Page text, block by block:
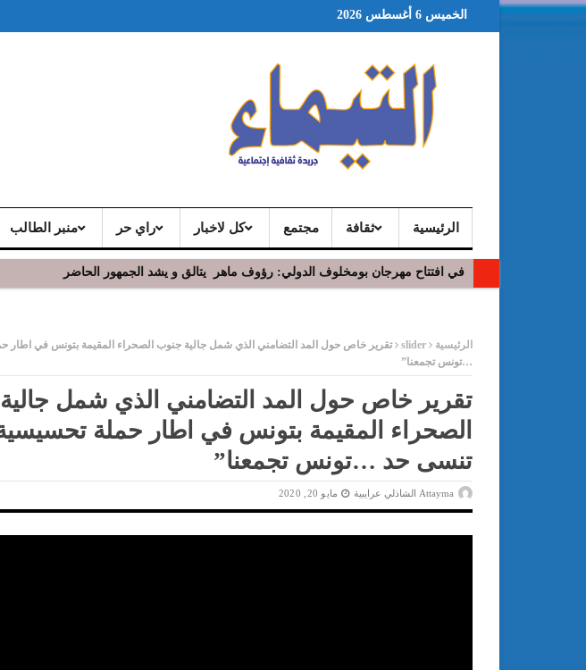
الخميس 6 أغسطس 2026
الرئيسية ثقافة مجتمع كل لاخبار راي حر منبر الطالب
في افتتاح مهرجان بومخلوف الدولي: رؤوف ماهر يتالق و يشد الجمهور الحاضر
الرئيسية slider
تقرير خاص حول المد التضامني الذي شمل جالية جنوب الصحراء المقيمة بتونس في اطار
…تونس تجمعنا”
تقرير خاص حول المد التضامني الذي شمل
الصحراء المقيمة بتونس في اطار حملة
تنسى حد …تونس تجمعنا”
Attayma الشاذلي عرايبية مايو 20, 2020